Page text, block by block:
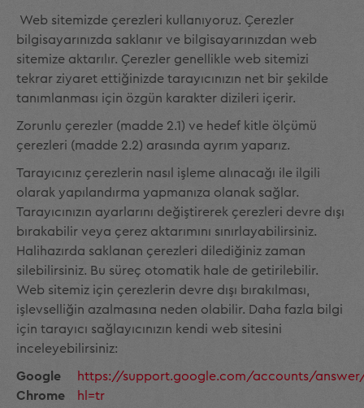
Web sitemizde çerezleri kullanıyoruz. Çerezler
bilgisayarınızda saklanır ve bilgisayarınızdan web
sitemize aktarılır. Çerezler genellikle web sitemizi
tekrar ziyaret ettiğinizde tarayıcınızın net bir şekilde
tanımlanması için özgün karakter dizileri içerir.
Zorunlu çerezler (madde 2.1) ve hedef kitle ölçümü
çerezleri (madde 2.2) arasında ayrım yaparız.
Tarayıcınız çerezlerin nasıl işleme alınacağı ile ilgili
olarak yapılandırma yapmanıza olanak sağlar.
Tarayıcınızın ayarlarını değiştirerek çerezleri devre dışı
bırakabilir veya çerez aktarımını sınırlayabilirsiniz.
Halihazırda saklanan çerezleri dilediğiniz zaman
silebilirsiniz. Bu süreç otomatik hale de getirilebilir.
Web sitemiz için çerezlerin devre dışı bırakılması,
işlevselliğin azalmasına neden olabilir. Daha fazla bilgi
için tarayıcı sağlayıcınızın kendi web sitesini
inceleyebilirsiniz:
Google
Chrome
https://support.google.com/accounts/answer/
hl=tr